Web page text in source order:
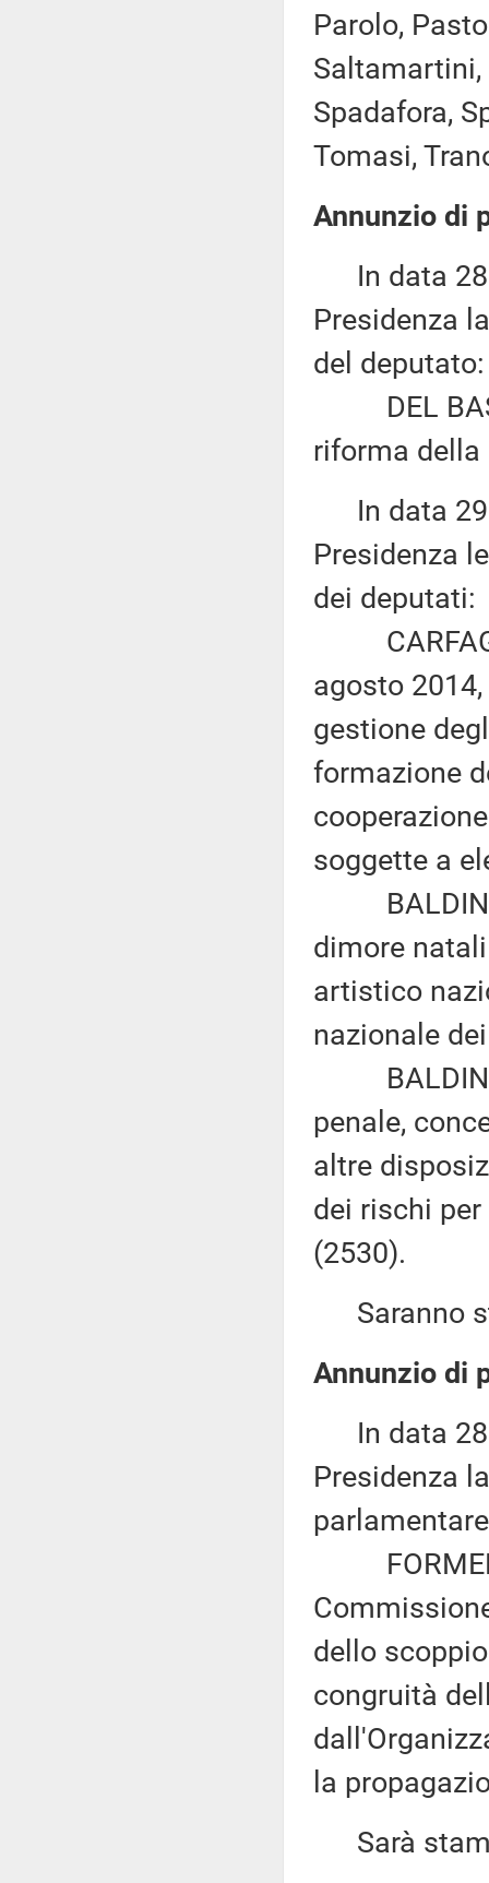
Parolo,
Saltamartini,
Spadafora,
Tomasi,
Annunzio di
In data 28
Presidenza
del deputato:
DEL
riforma
In data 29
Presidenza
dei deputati:
agosto
gestione
formazione
soggette a
BALDINI:
dimore
artistico
nazionale
BALDINI:
penale,
altre
dei rischi
(2530).
Saranno
Annunzio di
In data 28
Presidenza
dello
congruità
la
Sarà